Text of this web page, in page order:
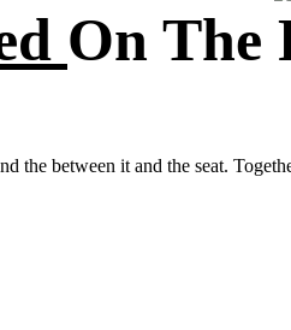
On The
the between it and the seat.